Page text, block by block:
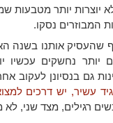
יוצרות יותר מטבעות
המבוזרים נסקו.
שהעסיק אותנו בשנה
יותר נחשקים עכשיו
גם בנסיונן לעקוב
עשיר, יש דרכים
רגילים, מצד שני,